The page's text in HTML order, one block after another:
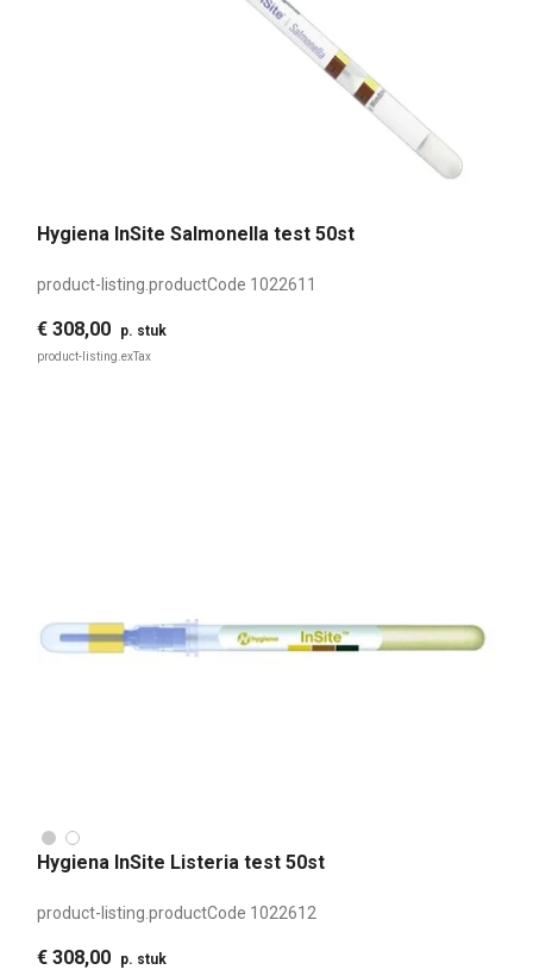
Hygiena InSite Salmonella test 50st
product-listing.productCode 1022611
€ 308,00 p. stuk
product-listing.exTax
Hygiena InSite Listeria test 50st
product-listing.productCode 1022612
€ 308,00 p. stuk